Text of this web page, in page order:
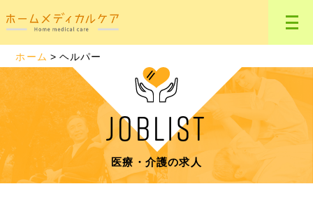
ホーム ヘルパー
JOBLIST
医療・介護の求人